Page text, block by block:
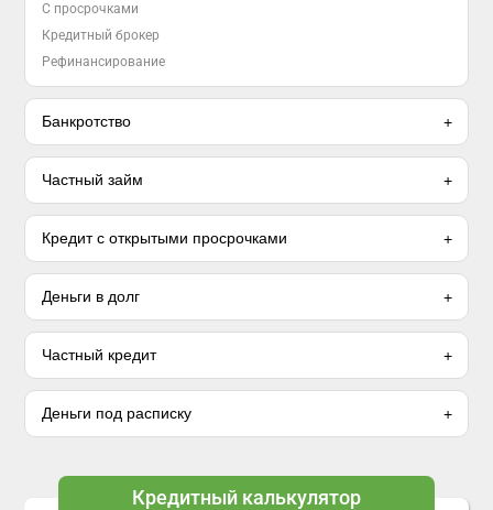
С просрочками
Кредитный брокер
Рефинансирование
Банкротство
Частный займ
Кредит с открытыми просрочками
Деньги в долг
Частный кредит
Деньги под расписку
Кредитный калькулятор